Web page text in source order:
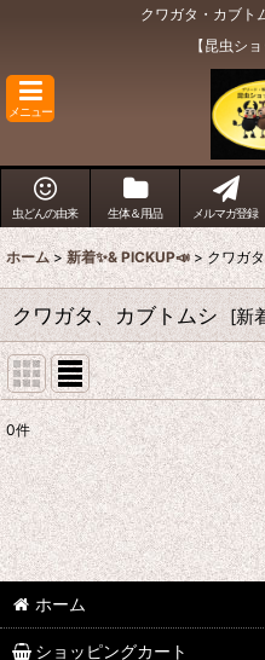
クワガタ・カブ
【昆虫シ
メニュー
虫どんの由来 生体＆用品 メルマガ登録
ホーム > 新着✨& PICKUP📣 > クワガ
クワガタ、カブトムシ [新
表示数:
在庫あり
並び順:
0件
ホーム
ショッピングカート